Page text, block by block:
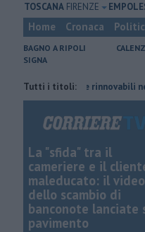
TOSCANA FIRENZE
Home Cronaca
BAGNO A RIPOLI
SIGNA
Tutti i titoli:
delle energie rinnovabili nell'ex
La "sfida" tra il
cameriere e il
maleducato: il video
dello scambio di
banconote lanciate
pavimento